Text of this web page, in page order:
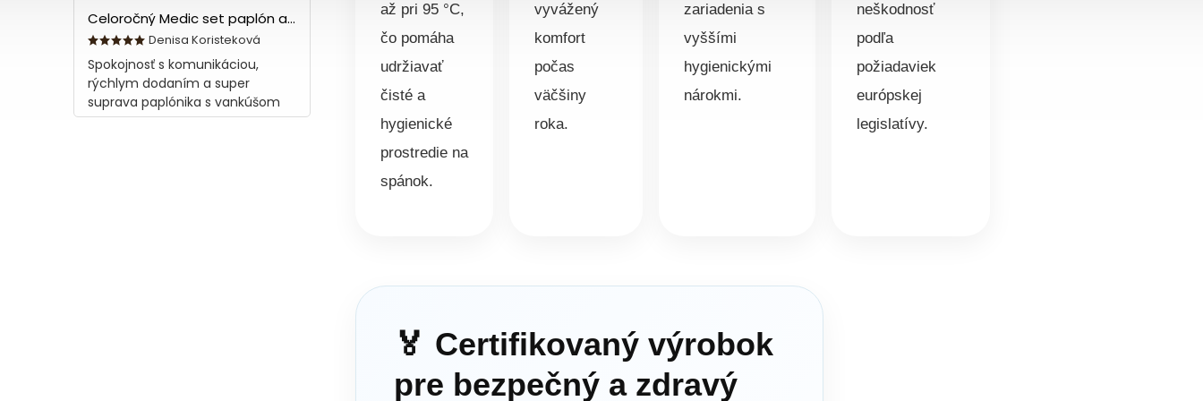
Celoročný Medic set paplón a vankúš z bavlny
Denisa Koristeková
Spokojnosť s komunikáciou,
rýchlym dodaním a super
suprava paplónika s vankúšom
až pri 95 °C,
čo pomáha
udržiavať
čisté a
hygienické
prostredie na
spánok.
vyvážený
komfort
počas
väčšiny
roka.
zariadenia s
vyššími
hygienickými
nárokmi.
neškodnosť
podľa
požiadaviek
európskej
legislatívy.
🏅 Certifikovaný výrobok
pre bezpečný a zdravý